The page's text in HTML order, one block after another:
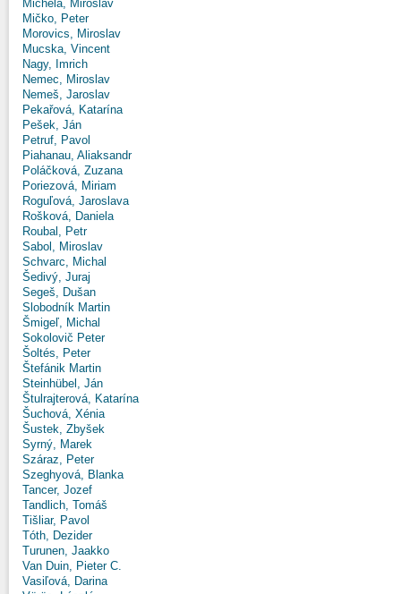
Michela, Miroslav
Mičko, Peter
Morovics, Miroslav
Mucska, Vincent
Nagy, Imrich
Nemec, Miroslav
Nemeš, Jaroslav
Pekařová, Katarína
Pešek, Ján
Petruf, Pavol
Piahanau, Aliaksandr
Poláčková, Zuzana
Poriezová, Miriam
Roguľová, Jaroslava
Rošková, Daniela
Roubal, Petr
Sabol, Miroslav
Schvarc, Michal
Šedivý, Juraj
Segeš, Dušan
Slobodník Martin
Šmigeľ, Michal
Sokolovič Peter
Šoltés, Peter
Štefánik Martin
Steinhübel, Ján
Štulrajterová, Katarína
Šuchová, Xénia
Šustek, Zbyšek
Syrný, Marek
Száraz, Peter
Szeghyová, Blanka
Tancer, Jozef
Tandlich, Tomáš
Tišliar, Pavol
Tóth, Dezider
Turunen, Jaakko
Van Duin, Pieter C.
Vasiľová, Darina